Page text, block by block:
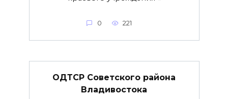
0 221
ОДТСР Советского района
Владивостока